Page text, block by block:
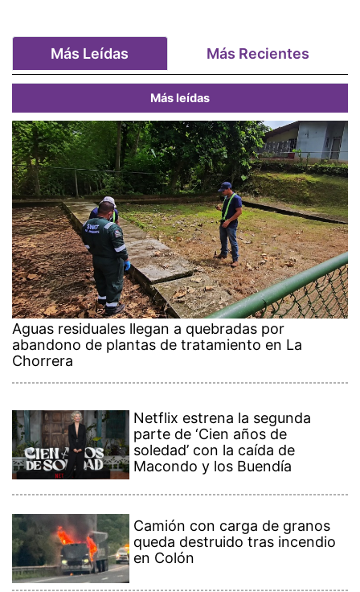
Más Leídas Más Recientes
Más leídas
Aguas residuales llegan a quebradas por
abandono de plantas de tratamiento en La
Chorrera
Netflix estrena la segunda
parte de ‘Cien años de
soledad’ con la caída de
Macondo y los Buendía
Camión con carga de granos
queda destruido tras incendio
en Colón